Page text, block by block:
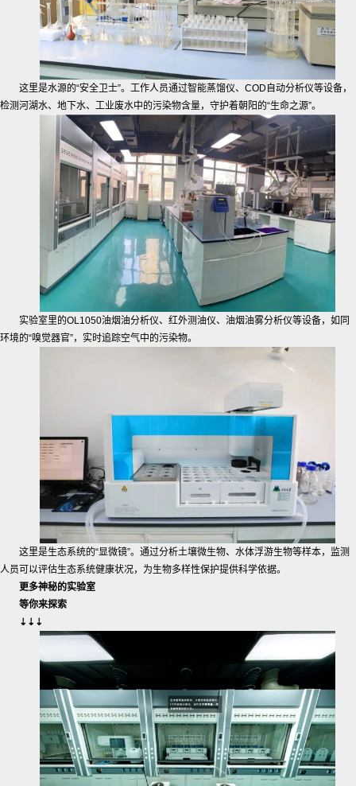
这里是水源的“安全卫士”。工作人员通过智能蒸馏仪、COD自动分析仪等设备，
检测河湖水、地下水、工业废水中的污染物含量，守护着朝阳的“生命之源”。
实验室里的OL1050油烟油分析仪、红外测油仪、油烟油雾分析仪等设备，如同
环境的“嗅觉器官”，实时追踪空气中的污染物。
这里是生态系统的“显微镜”。通过分析土壤微生物、水体浮游生物等样本，监测
人员可以评估生态系统健康状况，为生物多样性保护提供科学依据。
更多神秘的实验室
等你来探索
⇣⇣⇣